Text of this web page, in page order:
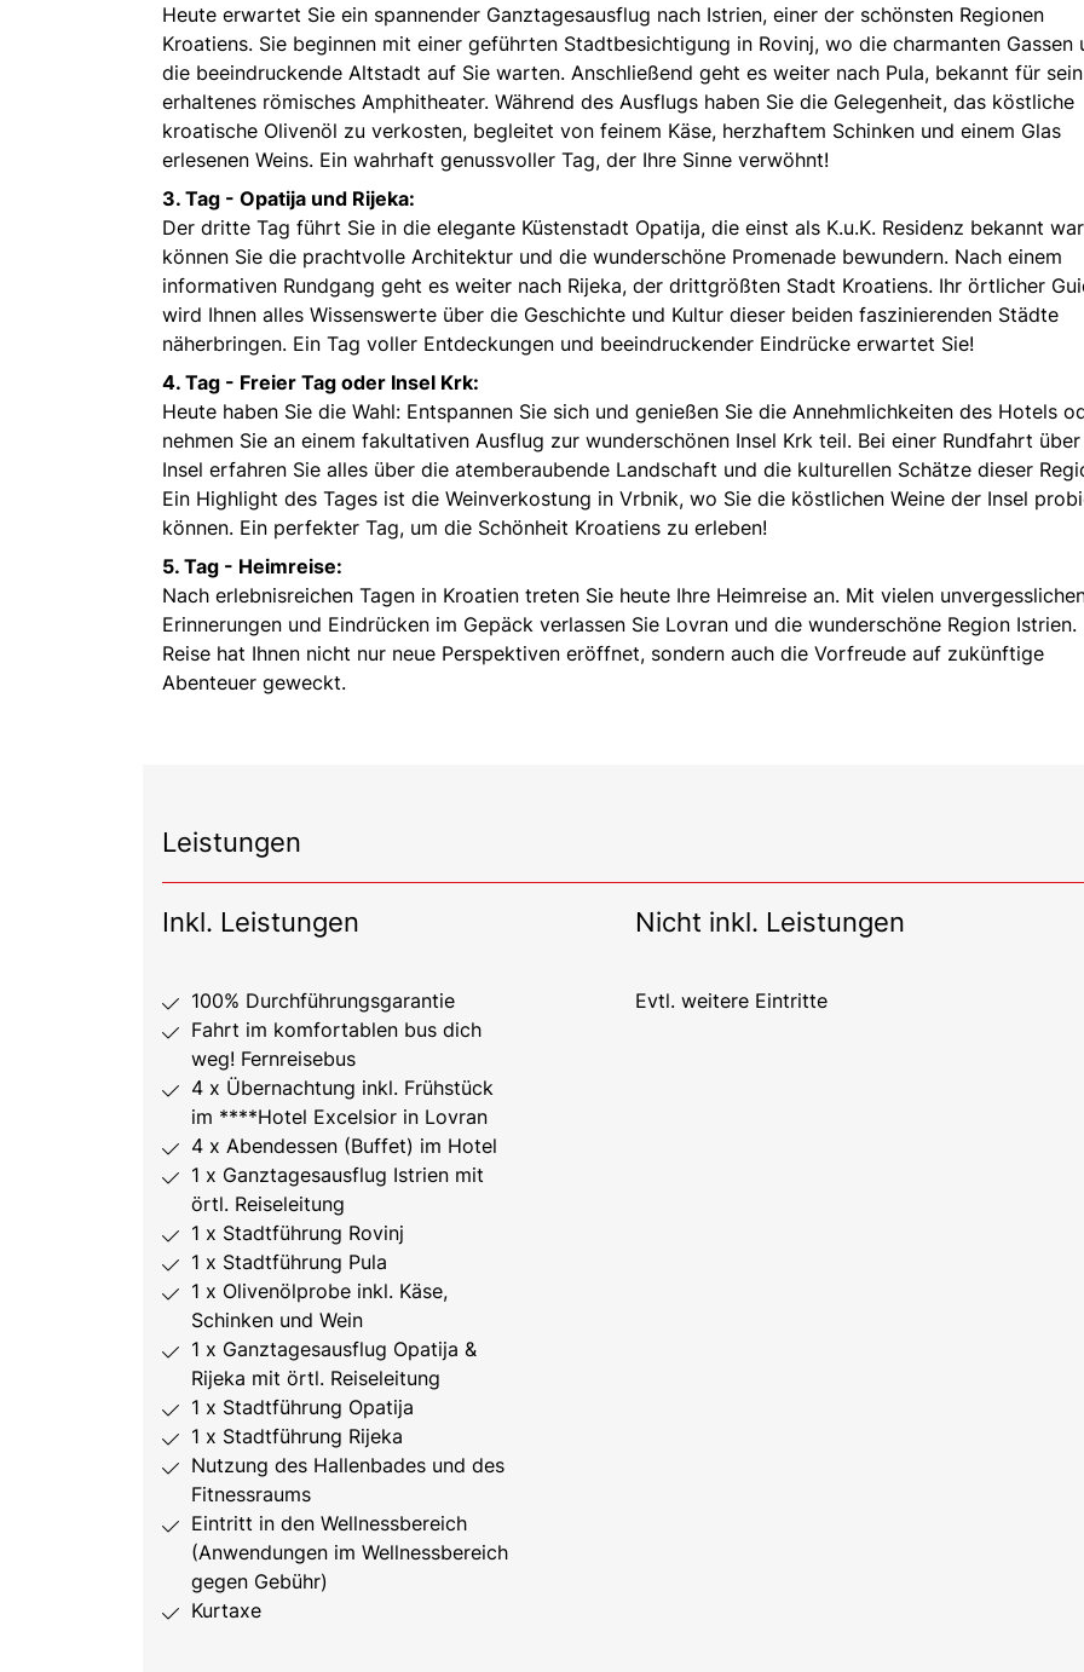
Heute erwartet Sie ein spannender Ganztagesausflug nach Istrien, einer der schönsten Regionen
Kroatiens. Sie beginnen mit einer geführten Stadtbesichtigung in Rovinj, wo die charmanten Gassen
die beeindruckende Altstadt auf Sie warten. Anschließend geht es weiter nach Pula, bekannt für
erhaltenes römisches Amphitheater. Während des Ausflugs haben Sie die Gelegenheit, das köstliche
kroatische Olivenöl zu verkosten, begleitet von feinem Käse, herzhaftem Schinken und einem Glas
erlesenen Weins. Ein wahrhaft genussvoller Tag, der Ihre Sinne verwöhnt!
3. Tag - Opatija und Rijeka:
Der dritte Tag führt Sie in die elegante Küstenstadt Opatija, die einst als K.u.K. Residenz bekannt
können Sie die prachtvolle Architektur und die wunderschöne Promenade bewundern. Nach einem
informativen Rundgang geht es weiter nach Rijeka, der drittgrößten Stadt Kroatiens. Ihr örtlicher
wird Ihnen alles Wissenswerte über die Geschichte und Kultur dieser beiden faszinierenden Städte
näherbringen. Ein Tag voller Entdeckungen und beeindruckender Eindrücke erwartet Sie!
4. Tag - Freier Tag oder Insel Krk:
Heute haben Sie die Wahl: Entspannen Sie sich und genießen Sie die Annehmlichkeiten des Hotels
nehmen Sie an einem fakultativen Ausflug zur wunderschönen Insel Krk teil. Bei einer Rundfahrt
Insel erfahren Sie alles über die atemberaubende Landschaft und die kulturellen Schätze dieser
Ein Highlight des Tages ist die Weinverkostung in Vrbnik, wo Sie die köstlichen Weine der Insel
können. Ein perfekter Tag, um die Schönheit Kroatiens zu erleben!
5. Tag - Heimreise:
Nach erlebnisreichen Tagen in Kroatien treten Sie heute Ihre Heimreise an. Mit vielen
Erinnerungen und Eindrücken im Gepäck verlassen Sie Lovran und die wunderschöne Region Istrien.
Reise hat Ihnen nicht nur neue Perspektiven eröffnet, sondern auch die Vorfreude auf zukünftige
Abenteuer geweckt.
Leistungen
Inkl. Leistungen
100% Durchführungsgarantie
Fahrt im komfortablen bus dich
weg! Fernreisebus
4 x Übernachtung inkl. Frühstück
im ****Hotel Excelsior in Lovran
4 x Abendessen (Buffet) im Hotel
1 x Ganztagesausflug Istrien mit
örtl. Reiseleitung
1 x Stadtführung Rovinj
1 x Stadtführung Pula
1 x Olivenölprobe inkl. Käse,
Schinken und Wein
1 x Ganztagesausflug Opatija &
Rijeka mit örtl. Reiseleitung
1 x Stadtführung Opatija
1 x Stadtführung Rijeka
Nutzung des Hallenbades und des
Fitnessraums
Eintritt in den Wellnessbereich
(Anwendungen im Wellnessbereich
gegen Gebühr)
Kurtaxe
Nicht inkl. Leistungen
Evtl. weitere Eintritte